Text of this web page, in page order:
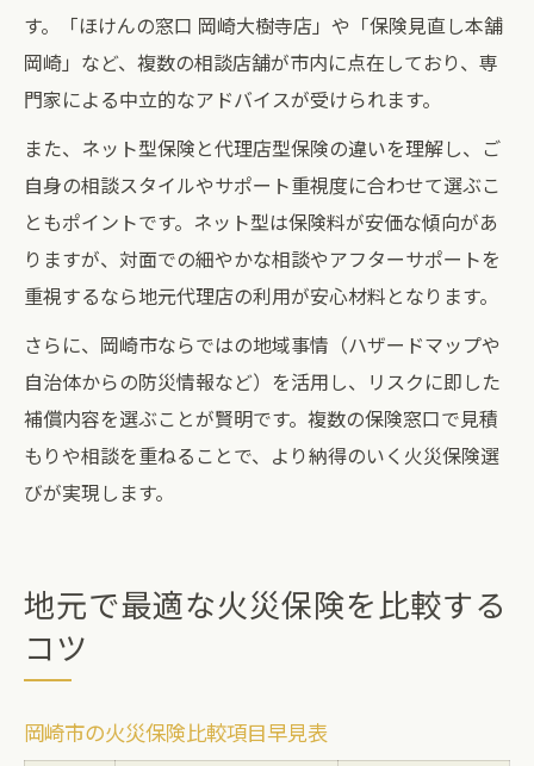
す。「ほけんの窓口 岡崎大樹寺店」や「保険見直し本舗
岡崎」など、複数の相談店舗が市内に点在しており、専
門家による中立的なアドバイスが受けられます。
また、ネット型保険と代理店型保険の違いを理解し、ご
自身の相談スタイルやサポート重視度に合わせて選ぶこ
ともポイントです。ネット型は保険料が安価な傾向があ
りますが、対面での細やかな相談やアフターサポートを
重視するなら地元代理店の利用が安心材料となります。
さらに、岡崎市ならではの地域事情（ハザードマップや
自治体からの防災情報など）を活用し、リスクに即した
補償内容を選ぶことが賢明です。複数の保険窓口で見積
もりや相談を重ねることで、より納得のいく火災保険選
びが実現します。
地元で最適な火災保険を比較する
コツ
岡崎市の火災保険比較項目早見表